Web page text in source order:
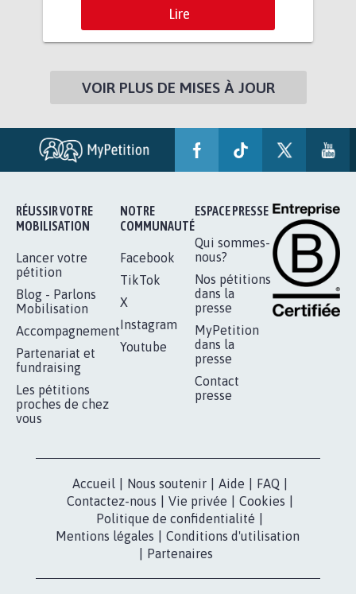
Lire
VOIR PLUS DE MISES À JOUR
RÉUSSIR VOTRE
MOBILISATION
Lancer votre
pétition
Blog - Parlons
Mobilisation
Accompagnement
Partenariat et
fundraising
Les pétitions
proches de chez
vous
NOTRE
COMMUNAUTÉ
Facebook
TikTok
X
Instagram
Youtube
ESPACE PRESSE
Qui sommes-
nous?
Nos pétitions
dans la
presse
MyPetition
dans la
presse
Contact
presse
Accueil Nous soutenir Aide FAQ
Contactez-nous
Vie privée Cookies
Politique de confidentialité
Mentions légales
Conditions d'utilisation
Partenaires